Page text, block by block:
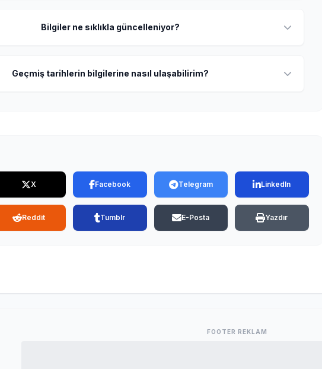
Bilgiler ne sıklıkla güncelleniyor?
Geçmiş tarihlerin bilgilerine nasıl ulaşabilirim?
X Facebook Telegram LinkedIn
Reddit Tumblr E-Posta Yazdır
FOOTER REKLAM